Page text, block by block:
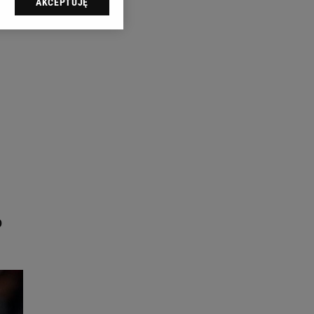
sp. z o.o., jej
swoje preferencje